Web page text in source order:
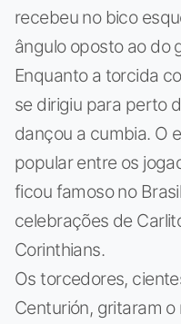
recebeu no bico
ângulo oposto ao do
Enquanto a torcida
se dirigiu para perto
dançou a cumbia. O
popular entre os
ficou famoso no
celebrações de
Corinthians.
Os torcedores,
Centurión, gritaram